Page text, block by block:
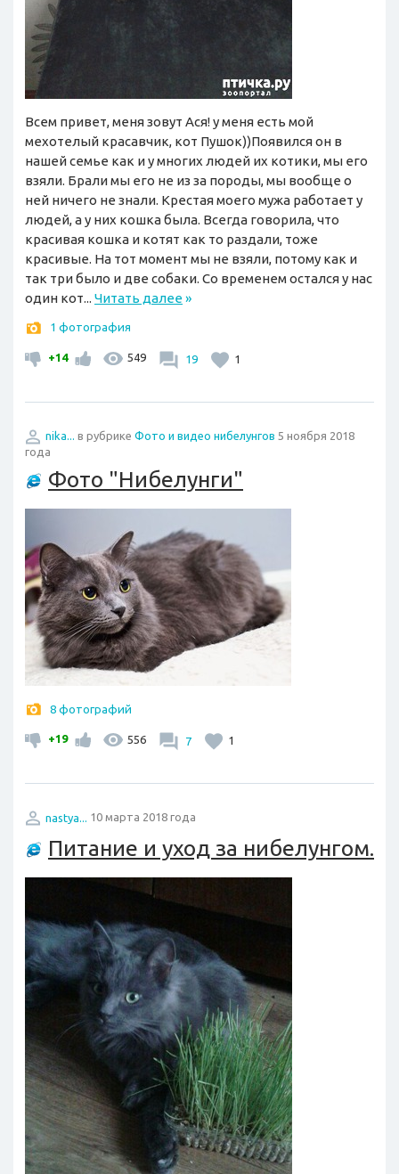
Всем привет, меня зовут Ася! у меня есть мой
мехотелый красавчик, кот Пушок))Появился он в
нашей семье как и у многих людей их котики, мы его
взяли. Брали мы его не из за породы, мы вообще о
ней ничего не знали. Крестая моего мужа работает у
людей, а у них кошка была. Всегда говорила, что
красивая кошка и котят как то раздали, тоже
красивые. На тот момент мы не взяли, потому как и
так три было и две собаки. Со временем остался у нас
один кот... Читать далее»
1 фотография
+14 549 19 1
nika... в рубрике Фото и видео нибелунгов 5 ноября 2018
года
Фото "Нибелунги"
8 фотографий
+19 556 7 1
nastya... 10 марта 2018 года
Питание и уход за нибелунгом.